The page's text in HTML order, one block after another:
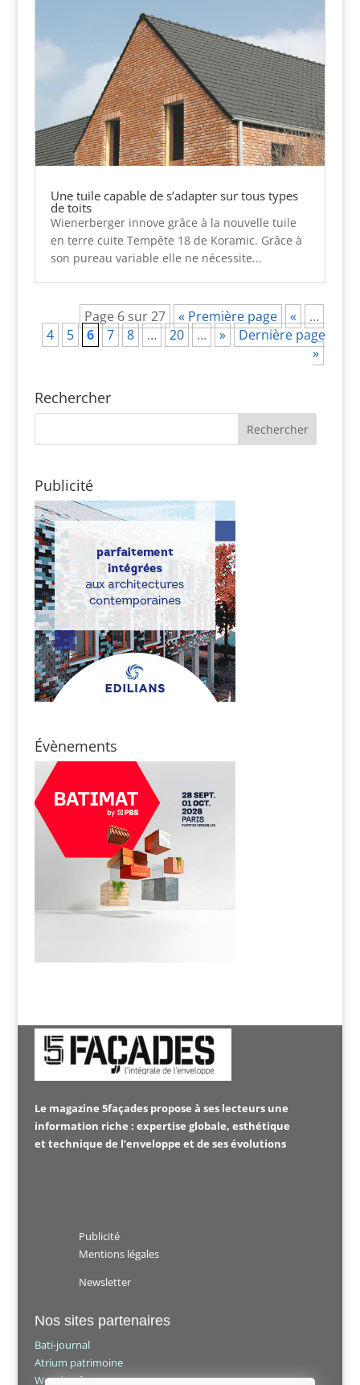
Une tuile capable de s’adapter sur tous types
de toits
Wienerberger innove grâce à la nouvelle tuile
en terre cuite Tempête 18 de Koramic. Grâce à
son pureau variable elle ne nécessite...
Page 6 sur 27 « Première page «
…
4
5 6 7 8 … 20 … »
Dernière page
»
Rechercher
Publicité
Évènements
Le magazine 5façades propose à ses lecteurs une
information riche : expertise globale, esthétique
et technique de l’enveloppe et de ses évolutions
Publicité
Mentions légales
Newsletter
Nos sites partenaires
Bati-journal
Atrium patrimoine
Woodsurfer